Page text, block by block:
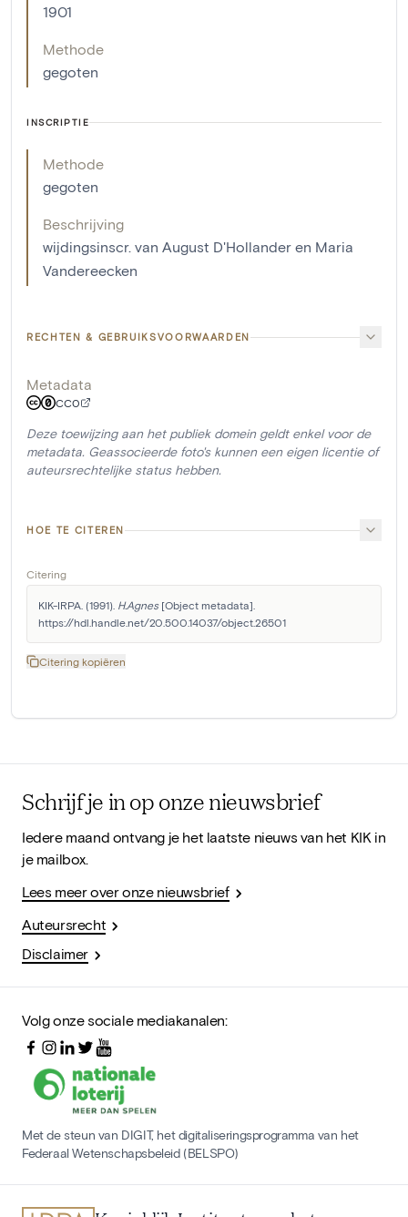
1901
Methode
gegoten
INSCRIPTIE
Methode
gegoten
Beschrijving
wijdingsinscr. van August D'Hollander en Maria
Vandereecken
RECHTEN & GEBRUIKSVOORWAARDEN
Metadata
CC0
Deze toewijzing aan het publiek domein geldt enkel voor de
metadata. Geassocieerde foto's kunnen een eigen licentie of
auteursrechtelijke status hebben.
HOE TE CITEREN
Citering
KIK-IRPA. (1991). H.Agnes [Object metadata].
https://hdl.handle.net/20.500.14037/object.26501
Citering kopiëren
Schrijf je in op onze nieuwsbrief
Iedere maand ontvang je het laatste nieuws van het KIK in
je mailbox.
Lees meer over onze nieuwsbrief
Auteursrecht
Disclaimer
Volg onze sociale mediakanalen:
Met de steun van DIGIT, het digitaliseringsprogramma van het
Federaal Wetenschapsbeleid (BELSPO)